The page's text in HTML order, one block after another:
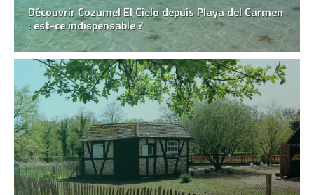
Découvrir Cozumel El Cielo depuis Playa del Carmen
: est-ce indispensable ?